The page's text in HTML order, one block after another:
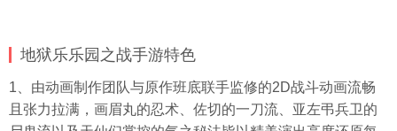
地狱乐乐园之战手游特色
1、由动画制作团队与原作班底联手监修的2D战斗动画流畅
且张力拉满，画眉丸的忍术、佐切的一刀流、亚左弔兵卫的